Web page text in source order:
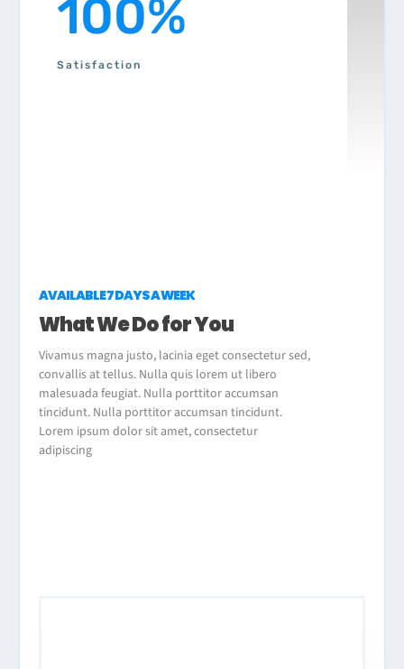
100%
Satisfaction
AVAILABLE 7 DAYS A WEEK
What We Do for You
Vivamus magna justo, lacinia eget consectetur sed,
convallis at tellus. Nulla quis lorem ut libero
malesuada feugiat. Nulla porttitor accumsan
tincidunt. Nulla porttitor accumsan tincidunt.
Lorem ipsum dolor sit amet, consectetur
adipiscing